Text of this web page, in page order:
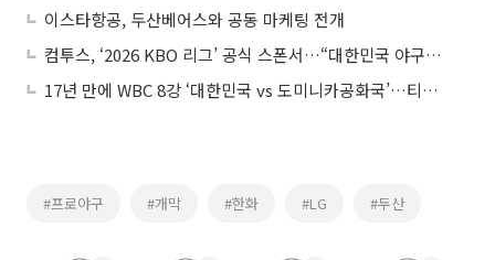
이스타항공, 두산베어스와 공동 마케팅 전개
컴투스, ‘2026 KBO 리그’ 공식 스폰서…“대한민국 야구와 동행 넓힌다”
17년 만에 WBC 8강 ‘대한민국 vs 도미니카공화국’…티빙서 생중계
#프로야구 #개막 #한화 #LG #두산